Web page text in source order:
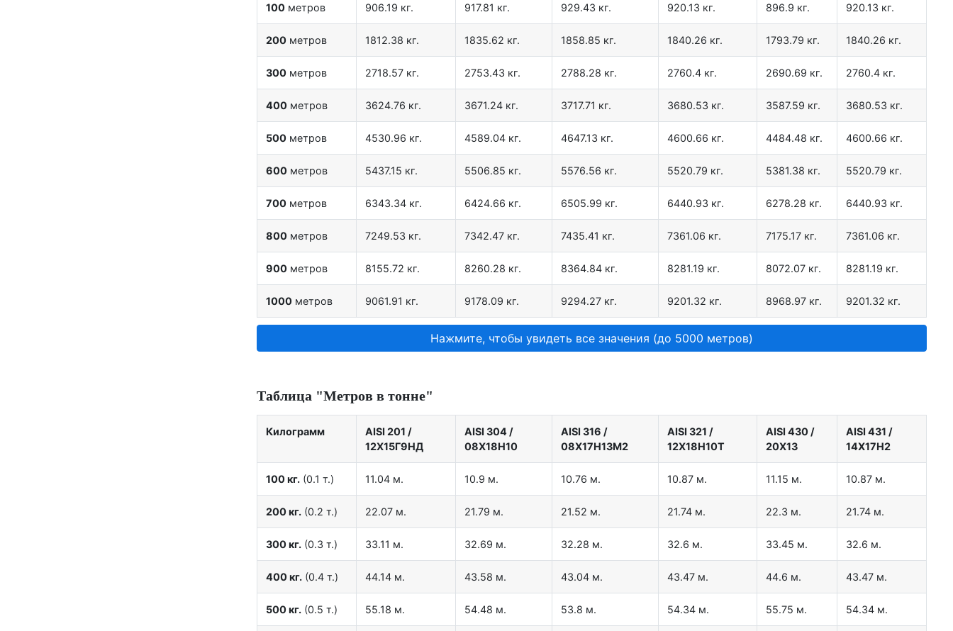
100 метров 906.19 кг. 917.81 кг. 929.43 кг. 920.13 кг. 896.9 кг. 920.13 кг.
200 метров 1812.38 кг. 1835.62 кг. 1858.85 кг. 1840.26 кг. 1793.79 кг. 1840.26 кг.
300 метров 2718.57 кг. 2753.43 кг. 2788.28 кг. 2760.4 кг. 2690.69 кг. 2760.4 кг.
400 метров 3624.76 кг. 3671.24 кг. 3717.71 кг. 3680.53 кг. 3587.59 кг. 3680.53 кг.
500 метров 4530.96 кг. 4589.04 кг. 4647.13 кг. 4600.66 кг. 4484.48 кг. 4600.66 кг.
600 метров 5437.15 кг. 5506.85 кг. 5576.56 кг. 5520.79 кг. 5381.38 кг. 5520.79 кг.
700 метров 6343.34 кг. 6424.66 кг. 6505.99 кг. 6440.93 кг. 6278.28 кг. 6440.93 кг.
800 метров 7249.53 кг. 7342.47 кг. 7435.41 кг. 7361.06 кг. 7175.17 кг. 7361.06 кг.
900 метров 8155.72 кг. 8260.28 кг. 8364.84 кг. 8281.19 кг. 8072.07 кг. 8281.19 кг.
1000 метров 9061.91 кг. 9178.09 кг. 9294.27 кг. 9201.32 кг. 8968.97 кг. 9201.32 кг.
Нажмите, чтобы увидеть все значения (до 5000 метров)
Таблица "Метров в тонне"
Килограмм AISI 201 /
12X15Г9НД
AISI 304 /
08Х18Н10
AISI 316 /
08Х17Н13М2
AISI 321 /
12Х18Н10Т
AISI 430 /
20Х13
AISI 431 /
14Х17Н2
100 кг. (0.1 т.) 11.04 м. 10.9 м. 10.76 м. 10.87 м. 11.15 м. 10.87 м.
200 кг. (0.2 т.) 22.07 м. 21.79 м. 21.52 м. 21.74 м. 22.3 м. 21.74 м.
300 кг. (0.3 т.) 33.11 м. 32.69 м. 32.28 м. 32.6 м. 33.45 м. 32.6 м.
400 кг. (0.4 т.) 44.14 м. 43.58 м. 43.04 м. 43.47 м. 44.6 м. 43.47 м.
500 кг. (0.5 т.) 55.18 м. 54.48 м. 53.8 м. 54.34 м. 55.75 м. 54.34 м.